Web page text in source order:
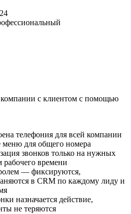
с клиентом с помощью
телефония для всей компании
меню для общего номера
звонков только на нужных
рабочего времени
— фиксируются,
в CRM по каждому лиду и
назначается действие,
не теряются